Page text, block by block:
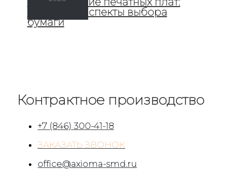
ключевые аспекты выбора
бумаги
Контрактное производство
+7 (846) 300-41-18
ЗАКАЗАТЬ ЗВОНОК
office@axioma-smd.ru